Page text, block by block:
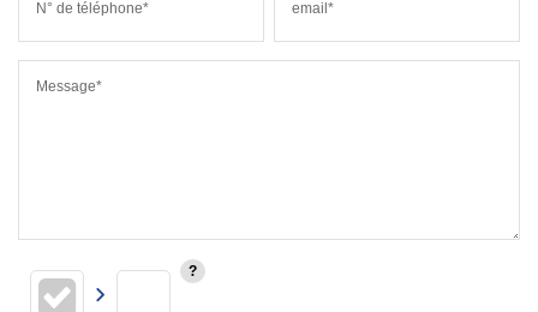
N° de téléphone* email*
Message*